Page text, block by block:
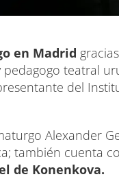
en Madrid
teatral
del
Alexander
también cuenta
de Konenkova.